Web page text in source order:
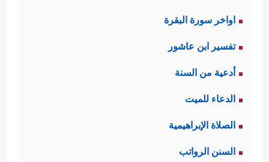
اواخر سورة البقرة
تفسير ابن عاشور
أدعية من السنة
الدعاء للميت
الصلاة الإبراهيمية
السنن الرواتب